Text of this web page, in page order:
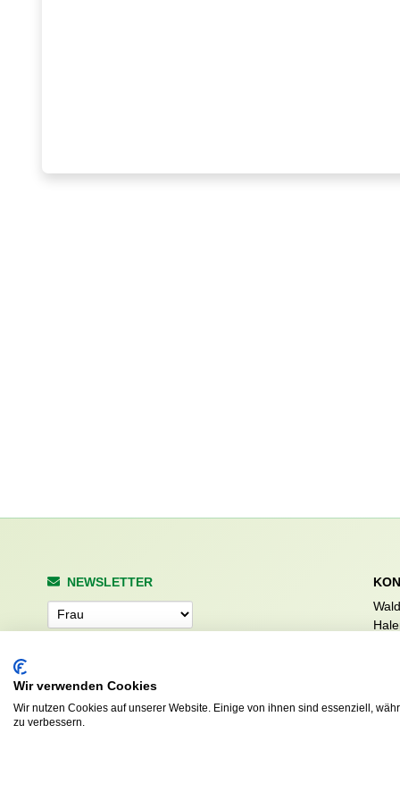
NEWSLETTER
Anrede
sv.de
Wir verwenden Cookies
Wir nutzen Cookies auf unserer Website. Einige von ihnen sind essenziell,
zu verbessern.